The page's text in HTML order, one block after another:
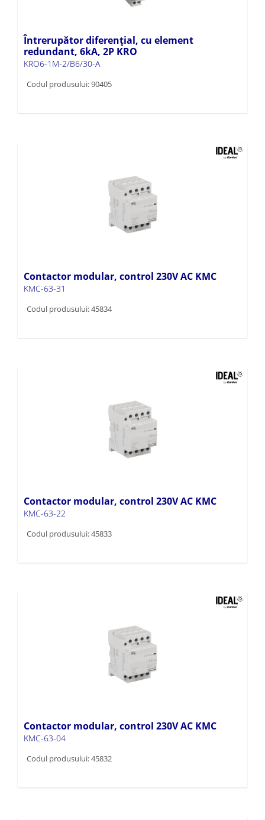
Întrerupător diferențial, cu element
redundant, 6kA, 2P KRO
KRO6-1M-2/B6/30-A
Codul produsului: 90405
Contactor modular, control 230V AC KMC
KMC-63-31
Codul produsului: 45834
Contactor modular, control 230V AC KMC
KMC-63-22
Codul produsului: 45833
Contactor modular, control 230V AC KMC
KMC-63-04
Codul produsului: 45832